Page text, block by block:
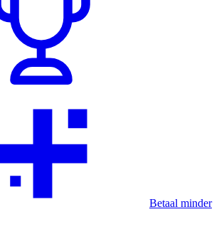
Betaal minder